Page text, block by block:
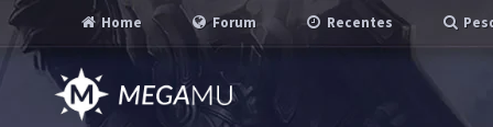
Home Forum Recentes